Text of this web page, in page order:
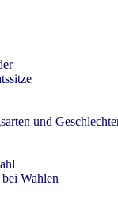
und
Wahlen